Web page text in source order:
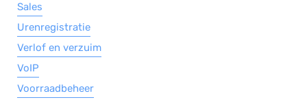
Sales
Urenregistratie
Verlof en verzuim
VoIP
Voorraadbeheer